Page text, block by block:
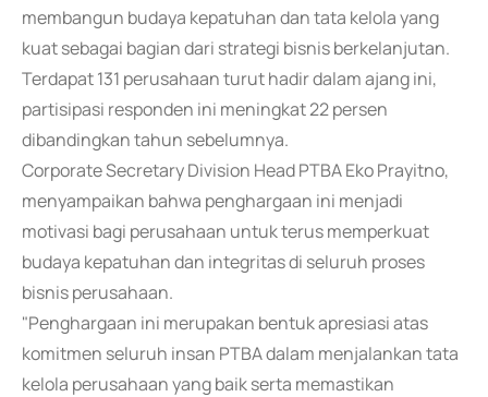
membangun budaya kepatuhan dan tata kelola yang
kuat sebagai bagian dari strategi bisnis berkelanjutan.
Terdapat 131 perusahaan turut hadir dalam ajang ini,
partisipasi responden ini meningkat 22 persen
dibandingkan tahun sebelumnya.
Corporate Secretary Division Head PTBA Eko Prayitno,
menyampaikan bahwa penghargaan ini menjadi
motivasi bagi perusahaan untuk terus memperkuat
budaya kepatuhan dan integritas di seluruh proses
bisnis perusahaan.
"Penghargaan ini merupakan bentuk apresiasi atas
komitmen seluruh insan PTBA dalam menjalankan tata
kelola perusahaan yang baik serta memastikan